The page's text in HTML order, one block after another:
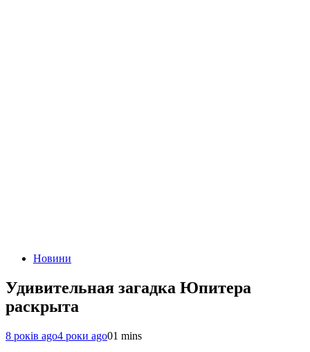
Новини
Удивительная загадка Юпитера
раскрыта
8 років ago4 роки ago01 mins